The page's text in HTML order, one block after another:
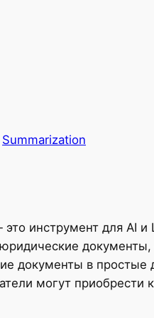
Summarization
инструмент для AI
документы в простые
могут приобрести